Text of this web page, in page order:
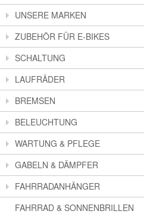
UNSERE MARKEN
ZUBEHÖR FÜR E-BIKES
SCHALTUNG
LAUFRÄDER
BREMSEN
BELEUCHTUNG
WARTUNG & PFLEGE
GABELN & DÄMPFER
FAHRRADANHÄNGER
FAHRRAD & SONNENBRILLEN